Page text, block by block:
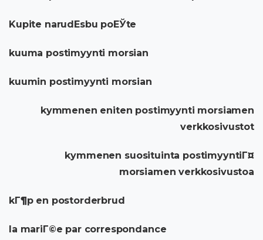
Kupite narudЕѕbu poЕЎte
kuuma postimyynti morsian
kuumin postimyynti morsian
kymmenen eniten postimyynti morsiamen
verkkosivustot
kymmenen suosituinta postimyyntiГ¤
morsiamen verkkosivustoa
kГ¶p en postorderbrud
la mariГ©e par correspondance